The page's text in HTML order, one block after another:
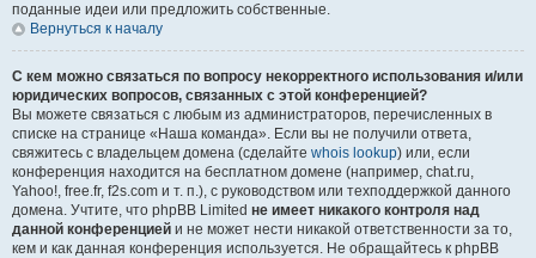
поданные идеи или предложить собственные.
Вернуться к началу
С кем можно связаться по вопросу некорректного использования и/или
юридических вопросов, связанных с этой конференцией?
Вы можете связаться с любым из администраторов, перечисленных в
списке на странице «Наша команда». Если вы не получили ответа,
свяжитесь с владельцем домена (сделайте whois lookup) или, если
конференция находится на бесплатном домене (например, chat.ru,
Yahoo!, free.fr, f2s.com и т. п.), с руководством или техподдержкой данного
домена. Учтите, что phpBB Limited не имеет никакого контроля над
данной конференцией и не может нести никакой ответственности за то,
кем и как данная конференция используется. Не обращайтесь к phpBB